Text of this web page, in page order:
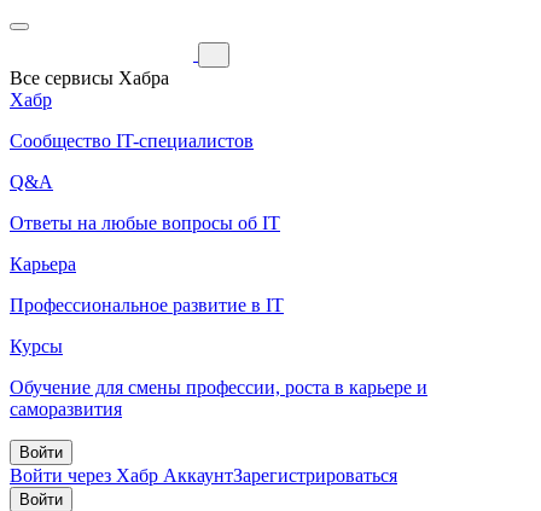
Все сервисы Хабра
Хабр
Сообщество IT-специалистов
Q&A
Ответы на любые вопросы об IT
Карьера
Профессиональное развитие в IT
Курсы
Обучение для смены профессии, роста в карьере и
саморазвития
Войти
Войти через Хабр АккаунтЗарегистрироваться
Войти